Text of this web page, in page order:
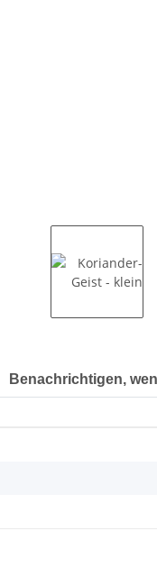
anzeigen
Benachrichtigen,